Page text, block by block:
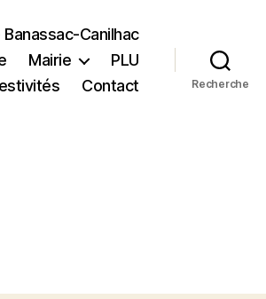
Canilhac
Mairie
PLU
Contact Recherche